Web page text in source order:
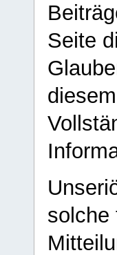
Seite
solche